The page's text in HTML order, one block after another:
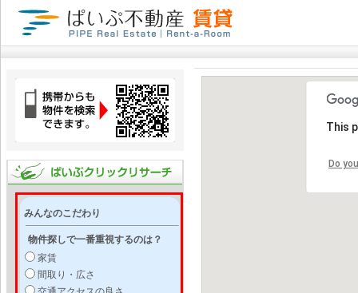
みんなのこだわり
物件探しで一番重視するのは？
家賃
間取り・広さ
This
Do